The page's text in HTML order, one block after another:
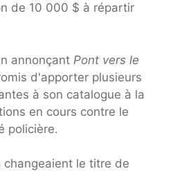
de 10 000 $ à répartir
annonçant Pont vers le
d'apporter plusieurs
à son catalogue à la
en cours contre le
policière.
changeaient le titre de